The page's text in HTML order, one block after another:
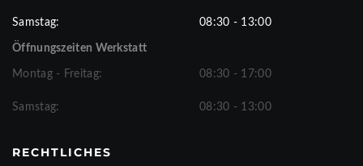
Samstag: 08:30 - 13:00
Öffnungszeiten Werkstatt
Montag - Freitag: 08:30 - 17:00
Samstag: 08:30 - 13:00
RECHTLICHES